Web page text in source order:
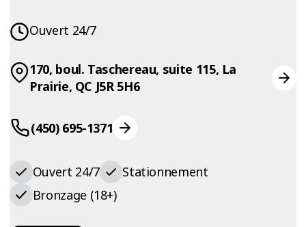
Ouvert 24/7
170, boul. Taschereau, suite 115, La
Prairie, QC J5R 5H6
(450) 695-1371
Ouvert 24/7
Stationnement
Bronzage (18+)